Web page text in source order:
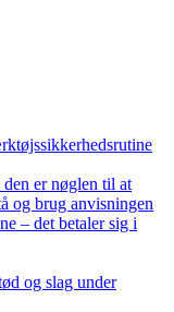
er nøglen til at
og brug anvisningen
– det betaler sig i
og slag under